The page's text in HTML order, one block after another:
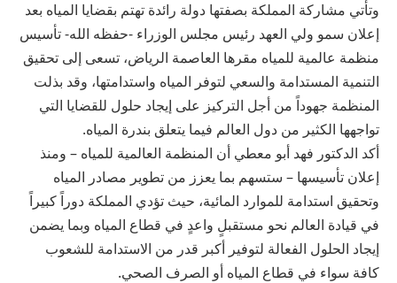
وتأتي مشاركة المملكة بصفتها دولة رائدة تهتم بقضايا المياه بعد
إعلان سمو ولي العهد رئيس مجلس الوزراء -حفظه الله- تأسيس
منظمة عالمية للمياه مقرها العاصمة الرياض، تسعى إلى تحقيق
التنمية المستدامة والسعي لتوفر المياه واستدامتها، وقد بذلت
المنظمة جهوداً من أجل التركيز على إيجاد حلول للقضايا التي
تواجهها الكثير من دول العالم فيما يتعلق بندرة المياه.
أكد الدكتور فهد أبو معطي أن المنظمة العالمية للمياه – ومنذ
إعلان تأسيسها – ستسهم بما يعزز من تطوير مصادر المياه
وتحقيق استدامة للموارد المائية، حيث تؤدي المملكة دوراً كبيراً
في قيادة العالم نحو مستقبلٍ واعدٍ في قطاع المياه وبما يضمن
إيجاد الحلول الفعالة لتوفير أكبر قدر من الاستدامة للشعوب
كافة سواء في قطاع المياه أو الصرف الصحي.